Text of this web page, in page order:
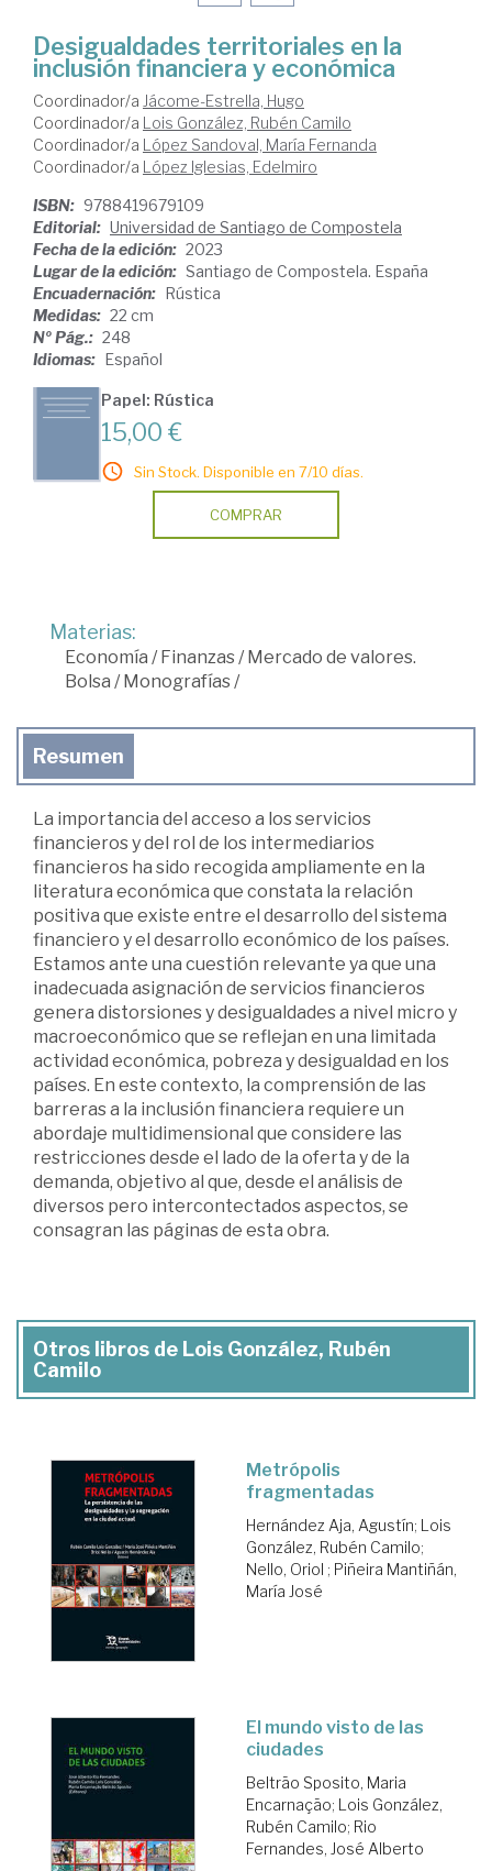
Desigualdades territoriales en la
inclusión financiera y económica
Coordinador/a Jácome-Estrella, Hugo
Coordinador/a Lois González, Rubén Camilo
Coordinador/a López Sandoval, María Fernanda
Coordinador/a López Iglesias, Edelmiro
ISBN: 9788419679109
Editorial: Universidad de Santiago de Compostela
Fecha de la edición: 2023
Lugar de la edición: Santiago de Compostela. España
Encuadernación: Rústica
Medidas: 22 cm
Nº Pág.: 248
Idiomas: Español
Papel: Rústica
15,00 €
Sin Stock. Disponible en 7/10 días.
COMPRAR
Materias:
Economía /Finanzas/Mercado de valores.
Bolsa /Monografías/
Resumen
La importancia del acceso a los servicios
financieros y del rol de los intermediarios
financieros ha sido recogida ampliamente en la
literatura económica que constata la relación
positiva que existe entre el desarrollo del sistema
financiero y el desarrollo económico de los países.
Estamos ante una cuestión relevante ya que una
inadecuada asignación de servicios financieros
genera distorsiones y desigualdades a nivel micro y
macroeconómico que se reflejan en una limitada
actividad económica, pobreza y desigualdad en los
países. En este contexto, la comprensión de las
barreras a la inclusión financiera requiere un
abordaje multidimensional que considere las
restricciones desde el lado de la oferta y de la
demanda, objetivo al que, desde el análisis de
diversos pero intercontectados aspectos, se
consagran las páginas de esta obra.
Otros libros de Lois González, Rubén
Camilo
Metrópolis
fragmentadas
Hernández Aja, Agustín; Lois
González, Rubén Camilo;
Nello, Oriol ; Piñeira Mantiñán,
María José
El mundo visto de las
ciudades
Beltrão Sposito, Maria
Encarnação; Lois González,
Rubén Camilo; Rio
Fernandes, José Alberto